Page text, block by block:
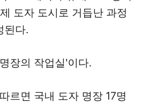
도자 도시로 거듭난 과정
된다.
장의 작업실'이다.
르면 국내 도자 명장 17명